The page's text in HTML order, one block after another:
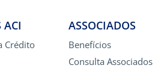
ACI
Crédito
ASSOCIADOS
Benefícios
Consulta Associados